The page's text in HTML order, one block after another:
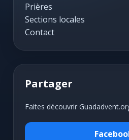
Prières
Sections locales
Contact
Partager
Faites découvrir